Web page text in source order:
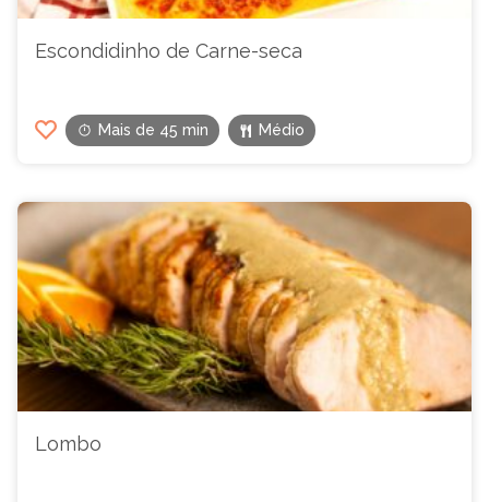
Escondidinho de Carne-seca
Mais de 45 min Médio
Lombo